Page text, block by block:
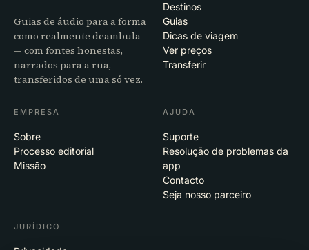
Guias de áudio para a forma
como realmente deambula
— com fontes honestas,
narrados para a rua,
transferidos de uma só vez.
Destinos
Guias
Dicas de viagem
Ver preços
Transferir
EMPRESA
Sobre
Processo editorial
Missão
AJUDA
Suporte
Resolução de problemas da
app
Contacto
Seja nosso parceiro
JURÍDICO